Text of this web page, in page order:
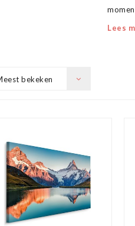
Van
Lees
bekeken